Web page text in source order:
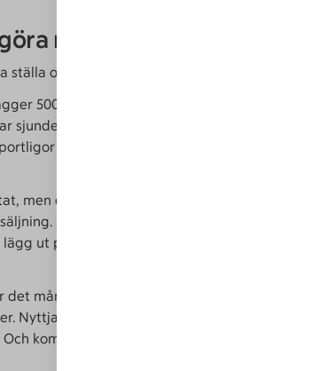
något nytt?
ställa om ekonomin.
500 kr/månad eller mer på
sjunde lägger mer än 1 000
är pausade just nu kanske
men du kan få många tusenlappar
Själv sålde jag både en soffa
ut prylar du inte använder, det
det många butiker som känner av den
Nyttja dessa! Exempelvis har vissa
kom ihåg att alltid dra dina